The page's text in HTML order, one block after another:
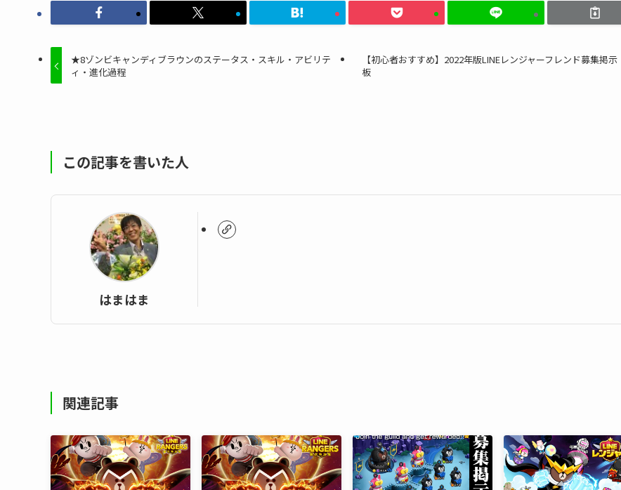
★8ゾンビキャンディブラウンのステータス・スキル・アビリテ
ィ・進化過程
【初心者おすすめ】2022年版LINEレンジャーフレンド募集掲示
板
この記事を書いた人
はまはま
関連記事